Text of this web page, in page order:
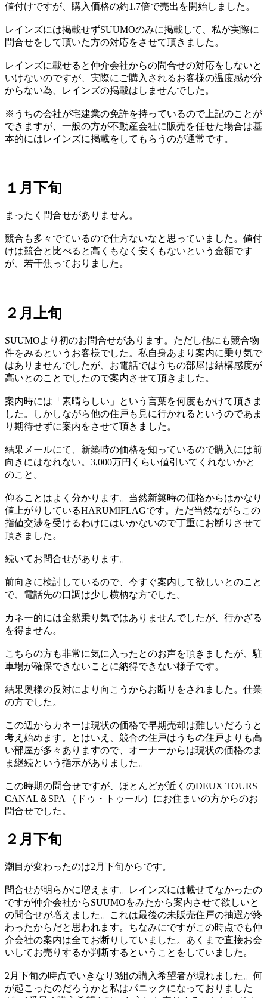
値付けですが、購入価格の約1.7倍で売出を開始しました。
レインズには掲載せずSUUMOのみに掲載して、私が実際に
問合せをして頂いた方の対応をさせて頂きました。
レインズに載せると仲介会社からの問合せの対応をしないと
いけないのですが、実際にご購入されるお客様の温度感が分
からない為、レインズの掲載はしませんでした。
※うちの会社が宅建業の免許を持っているので上記のことが
できますが、一般の方が不動産会社に販売を任せた場合は基
本的にはレインズに掲載をしてもらうのが通常です。
１月下旬
まったく問合せがありません。
競合も多々でているので仕方ないなと思っていました。値付
けは競合と比べると高くもなく安くもないという金額です
が、若干焦っておりました。
２月上旬
SUUMOより初のお問合せがあります。ただし他にも競合物
件をみるというお客様でした。私自身あまり案内に乗り気で
はありませんでしたが、お電話ではうちの部屋は結構感度が
高いとのことでしたので案内させて頂きました。
案内時には「素晴らしい」という言葉を何度もかけて頂きま
した。しかしながら他の住戸も見に行かれるというのであま
り期待せずに案内をさせて頂きました。
結果メールにて、新築時の価格を知っているので購入には前
向きにはなれない。3,000万円くらい値引いてくれないかと
のこと。
仰ることはよく分かります。当然新築時の価格からはかなり
値上がりしているHARUMIFLAGです。ただ当然ながらこの
指値交渉を受けるわけにはいかないので丁重にお断りさせて
頂きました。
続いてお問合せがあります。
前向きに検討しているので、今すぐ案内して欲しいとのこと
で、電話先の口調は少し横柄な方でした。
カネー的には全然乗り気ではありませんでしたが、行かざる
を得ません。
こちらの方も非常に気に入ったとのお声を頂きましたが、駐
車場が確保できないことに納得できない様子です。
結果奥様の反対により向こうからお断りをされました。仕業
の方でした。
この辺からカネーは現状の価格で早期売却は難しいだろうと
考え始めます。とはいえ、競合の住戸はうちの住戸よりも高
い部屋が多々ありますので、オーナーからは現状の価格のま
ま継続という指示がありました。
この時期の問合せですが、ほとんどが近くのDEUX TOURS
CANAL＆SPA （ドゥ・トゥール）にお住まいの方からのお
問合せでした。
２月下旬
潮目が変わったのは2月下旬からです。
問合せが明らかに増えます。レインズには載せてなかったの
ですが仲介会社からSUUMOをみたから案内させて欲しいと
の問合せが増えました。これは最後の未販売住戸の抽選が終
わったからだと思われます。ちなみにですがこの時点でも仲
介会社の案内は全てお断りしていました。あくまで直接お会
いしてお売りするか判断するということをしていました。
2月下旬の時点でいきなり3組の購入希望者が現れました。何
が起こったのだろうかと私はパニックになっておりました